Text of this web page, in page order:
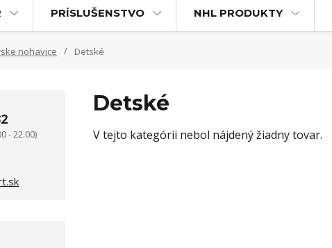
PRÍSLUŠENSTVO NHL PRODUKTY
nohavice Detské
Detské
V tejto kategórii nebol nájdený žiadny tovar.
- 22.00)